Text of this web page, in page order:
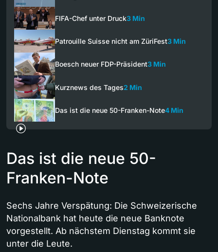
FIFA-Chef unter Druck3 Min
Patrouille Suisse nicht am ZüriFest3 Min
Boesch neuer FDP-Präsident3 Min
Kurznews des Tages2 Min
Das ist die neue 50-Franken-Note4 Min
Das ist die neue 50-
Franken-Note
Sechs Jahre Verspätung: Die Schweizerische
Nationalbank hat heute die neue Banknote
vorgestellt. Ab nächstem Dienstag kommt sie
unter die Leute.